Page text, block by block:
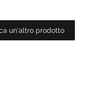
un'altro prodotto